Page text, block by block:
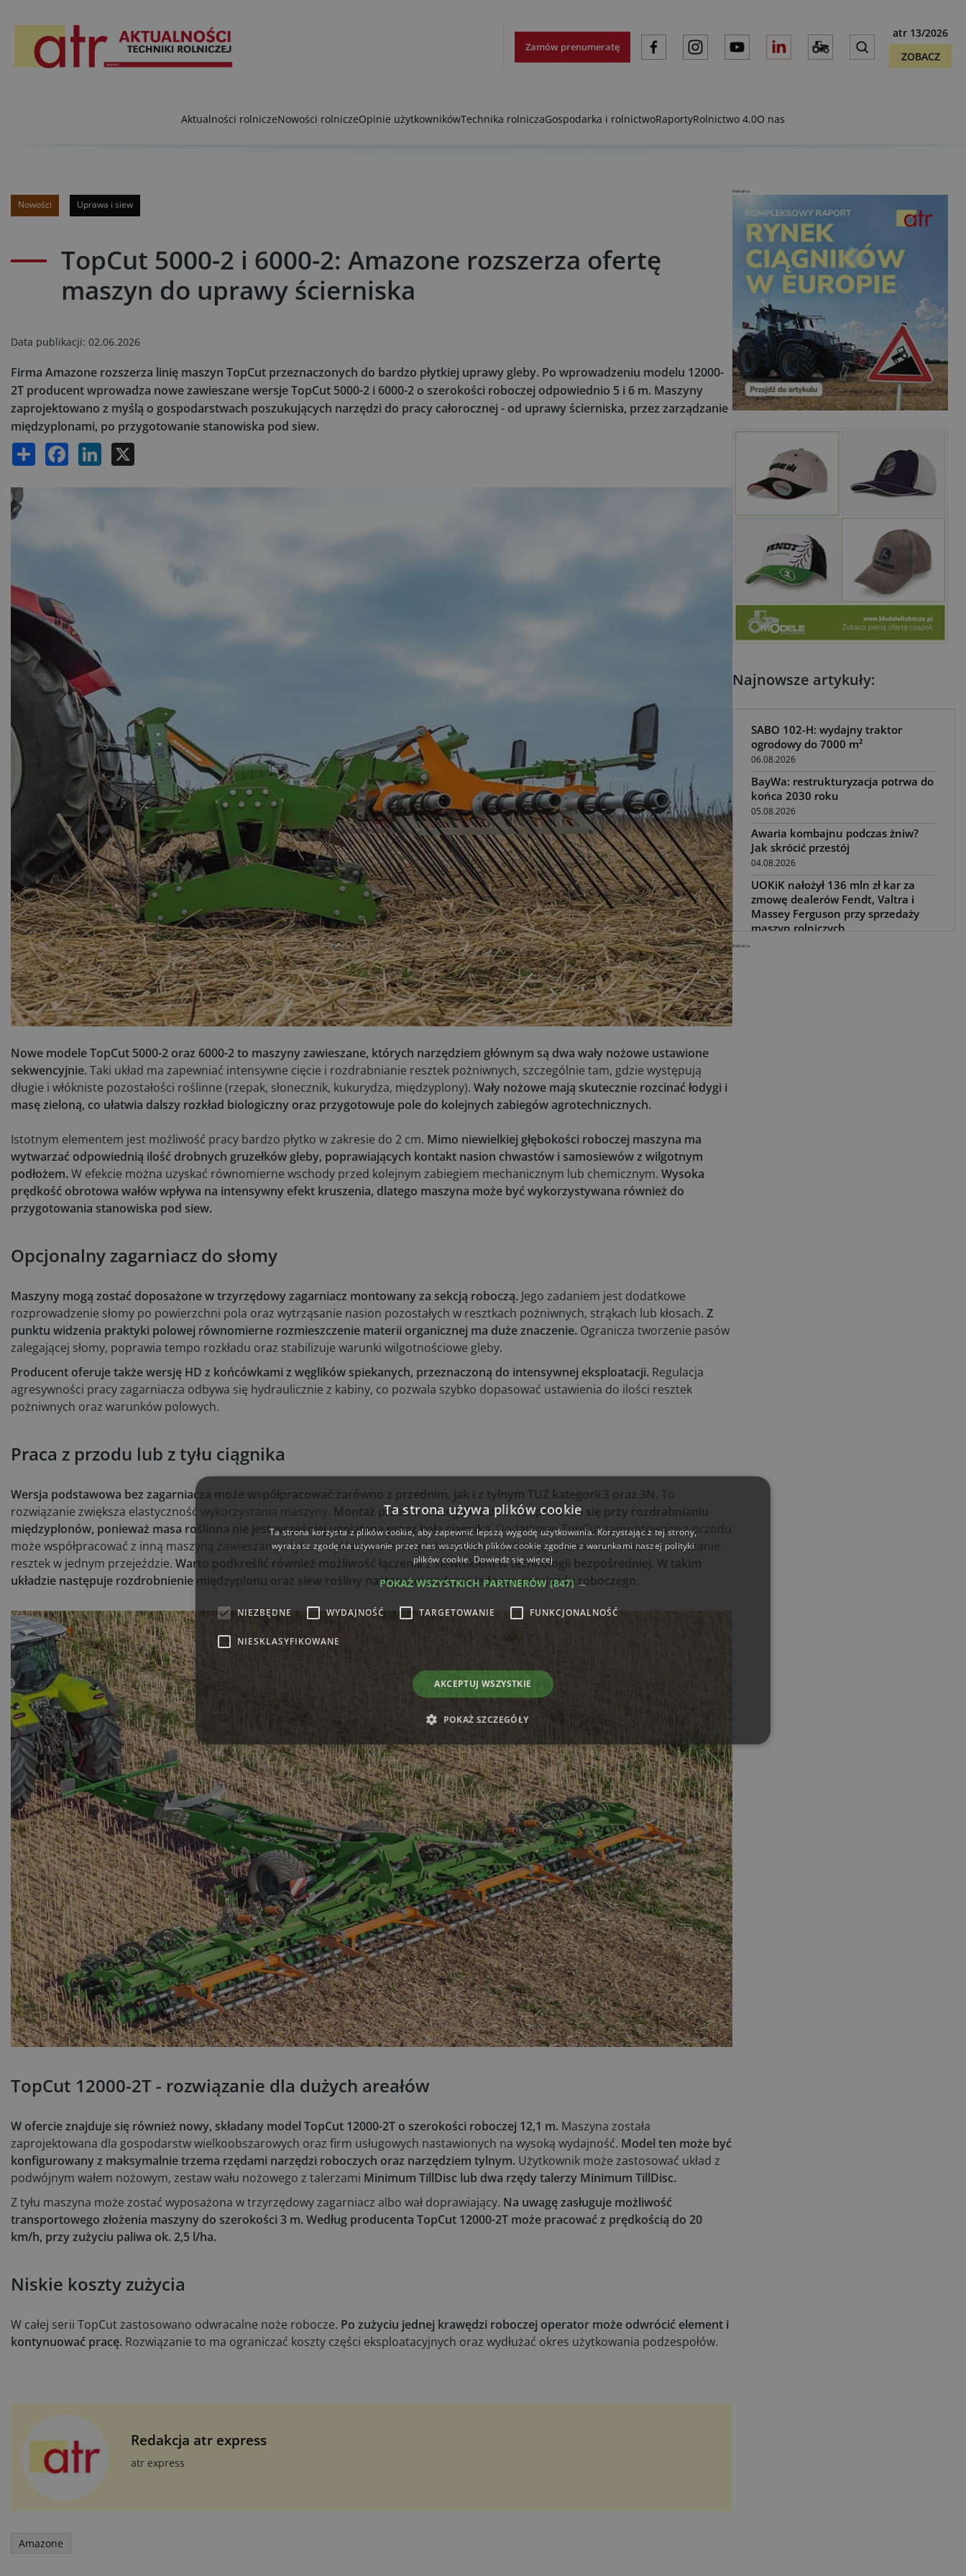
Zamów prenumeratę
atr 13/2026
ZOBACZ
Aktualności rolniczeNowości rolniczeOpinie użytkownikówTechnika rolniczaGospodarka i rolnictwoRaportyRolnictwo 4.0O nas
Nowości Uprawa i siew
TopCut 5000-2 i 6000-2: Amazone rozszerza ofertę
maszyn do uprawy ścierniska
Data publikacji: 02.06.2026
Firma Amazone rozszerza linię maszyn TopCut przeznaczonych do bardzo płytkiej uprawy gleby. Po wprowadzeniu modelu 12000-
2T producent wprowadza nowe zawieszane wersje TopCut 5000-2 i 6000-2 o szerokości roboczej odpowiednio 5 i 6 m. Maszyny
zaprojektowano z myślą o gospodarstwach poszukujących narzędzi do pracy całorocznej - od uprawy ścierniska, przez zarządzanie
międzyplonami, po przygotowanie stanowiska pod siew.
Share Facebook LinkedIn
Nowe modele TopCut 5000-2 oraz 6000-2 to maszyny zawieszane, których narzędziem głównym są dwa wały nożowe ustawione
sekwencyjnie.Taki układ ma zapewniać intensywne cięcie i rozdrabnianie resztek pożniwnych, szczególnie tam, gdzie występują
długie i włókniste pozostałości roślinne (rzepak, słonecznik, kukurydza, międzyplony). Wały nożowe mają skutecznie rozcinać łodygi i
masę zieloną, co ułatwia dalszy rozkład biologiczny oraz przygotowuje pole do kolejnych zabiegów agrotechnicznych.
Istotnym elementem jest możliwość pracy bardzo płytko w zakresie do 2 cm. Mimo niewielkiej głębokości roboczej maszyna ma
wytwarzać odpowiednią ilość drobnych gruzełków gleby, poprawiających kontakt nasion chwastów i samosiewów z wilgotnym
podłożem.W efekcie można uzyskać równomierne wschody przed kolejnym zabiegiem mechanicznym lub chemicznym. Wysoka
prędkość obrotowa wałów wpływa na intensywny efekt kruszenia, dlatego maszyna może być wykorzystywana również do
przygotowania stanowiska pod siew.
Opcjonalny zagarniacz do słomy
Maszyny mogą zostać doposażone w trzyrzędowy zagarniacz montowany za sekcją roboczą. Jego zadaniem jest dodatkowe
rozprowadzenie słomy po powierzchni pola oraz wytrząsanie nasion pozostałych w resztkach pożniwnych, strąkach lub kłosach. Z
punktu widzenia praktyki polowej równomierne rozmieszczenie materii organicznej ma duże znaczenie. Ogranicza tworzenie pasów
zalegającej słomy, poprawia tempo rozkładu oraz stabilizuje warunki wilgotnościowe gleby.
Producent oferuje także wersję HD z końcówkami z węglików spiekanych, przeznaczoną do intensywnej eksploatacji. Regulacja
agresywności pracy zagarniacza odbywa się hydraulicznie z kabiny, co pozwala szybko dopasować ustawienia do ilości resztek
pożniwnych oraz warunków polowych.
Praca z przodu lub z tyłu ciągnika
Wersja podstawowa bez zagarniacza może współpracować zarówno z przednim, jak i z tylnym TUZ kategorii 3 oraz 3N. To
rozwiązanie zwiększa elastyczność wykorzystania maszyny. Montaż przedni szczególnie dobrze sprawdza się przy rozdrabnianiu
międzyplonów, ponieważ masa roślinna nie jest wcześniej ugniatana przez koła ciągnika.Dodatkowo TopCut zamontowany z przodu
może współpracować z inną maszyną zawieszaną z tyłu, przykładowo broną talerzową, umożliwiając jednoczesne cięcie i mieszanie
resztek w jednym przejeździe. Warto podkreślić również możliwość łączenia z siewnikiem w technologii bezpośredniej. W takim
układzie następuje rozdrobnienie międzyplonu oraz siew rośliny następczej podczas jednego przejazdu roboczego.
TopCut 12000-2T - rozwiązanie dla dużych areałów
W ofercie znajduje się również nowy, składany model TopCut 12000-2T o szerokości roboczej 12,1 m. Maszyna została
zaprojektowana dla gospodarstw wielkoobszarowych oraz firm usługowych nastawionych na wysoką wydajność. Model ten może być
konfigurowany z maksymalnie trzema rzędami narzędzi roboczych oraz narzędziem tylnym. Użytkownik może zastosować układ z
podwójnym wałem nożowym, zestaw wału nożowego z talerzami Minimum TillDisc lub dwa rzędy talerzy Minimum TillDisc.
Z tyłu maszyna może zostać wyposażona w trzyrzędowy zagarniacz albo wał doprawiający. Na uwagę zasługuje możliwość
transportowego złożenia maszyny do szerokości 3 m. Według producenta TopCut 12000-2T może pracować z prędkością do 20
km/h, przy zużyciu paliwa ok. 2,5 l/ha.
Niskie koszty zużycia
W całej serii TopCut zastosowano odwracalne noże robocze. Po zużyciu jednej krawędzi roboczej operator może odwrócić element i
kontynuować pracę. Rozwiązanie to ma ograniczać koszty części eksploatacyjnych oraz wydłużać okres użytkowania podzespołów.
Redakcja atr express
atr express
Amazone
Reklama
Najnowsze artykuły:
SABO 102-H: wydajny traktor
ogrodowy do 7000 m²
06.08.2026
BayWa: restrukturyzacja potrwa do
końca 2030 roku
05.08.2026
Awaria kombajnu podczas żniw?
Jak skrócić przestój
04.08.2026
UOKiK nałożył 136 mln zł kar za
zmowę dealerów Fendt, Valtra i
Massey Ferguson przy sprzedaży
maszyn rolniczych
Reklama
Ta strona używa plików cookie
Ta strona korzysta z plików cookie, aby zapewnić lepszą wygodę użytkowania. Korzystając z tej strony,
wyrażasz zgodę na używanie przez nas wszystkich plików cookie zgodnie z warunkami naszej polityki
plików cookie.Dowiedz się więcej
POKAŻ WSZYSTKICH PARTNERÓW(847) →
NIEZBĘDNE WYDAJNOŚĆ TARGETOWANIE FUNKCJONALNOŚĆ
NIESKLASYFIKOWANE
AKCEPTUJ WSZYSTKIE
POKAŻ SZCZEGÓŁY